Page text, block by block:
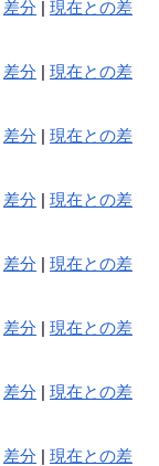
差分 |現在との差
差分 |現在との差
差分 |現在との差
差分 |現在との差
差分 |現在との差
差分 |現在との差
差分 |現在との差
差分 |現在との差